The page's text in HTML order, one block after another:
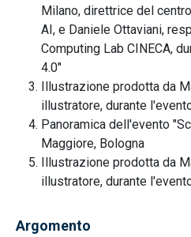
Milano, direttrice del
AI, e Daniele Ottaviani,
Computing Lab CINECA,
4.0"
Illustrazione prodotta da
illustratore, durante
Panoramica dell'evento
Maggiore, Bologna
Illustrazione prodotta da
illustratore, durante
Argomento